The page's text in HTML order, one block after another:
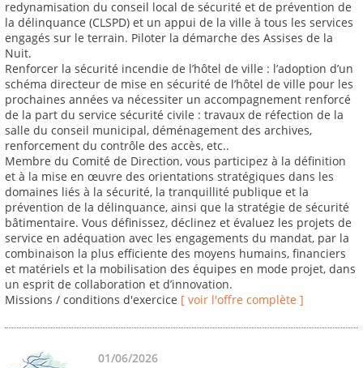
redynamisation du conseil local de sécurité et de prévention de
la délinquance (CLSPD) et un appui de la ville à tous les services
engagés sur le terrain. Piloter la démarche des Assises de la
Nuit.
Renforcer la sécurité incendie de l’hôtel de ville : l’adoption d’un
schéma directeur de mise en sécurité de l’hôtel de ville pour les
prochaines années va nécessiter un accompagnement renforcé
de la part du service sécurité civile : travaux de réfection de la
salle du conseil municipal, déménagement des archives,
renforcement du contrôle des accès, etc..
Membre du Comité de Direction, vous participez à la définition
et à la mise en œuvre des orientations stratégiques dans les
domaines liés à la sécurité, la tranquillité publique et la
prévention de la délinquance, ainsi que la stratégie de sécurité
bâtimentaire. Vous définissez, déclinez et évaluez les projets de
service en adéquation avec les engagements du mandat, par la
combinaison la plus efficiente des moyens humains, financiers
et matériels et la mobilisation des équipes en mode projet, dans
un esprit de collaboration et d’innovation.
Missions / conditions d'exercice [ voir l'offre complète ]
01/06/2026